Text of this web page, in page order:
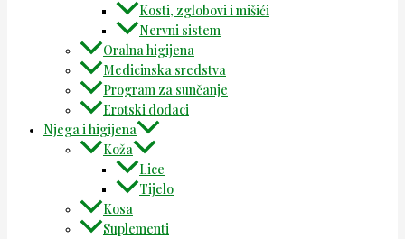
Kosti, zglobovi i mišići
Nervni sistem
Oralna higijena
Medicinska sredstva
Program za sunčanje
Erotski dodaci
Njega i higijena
Koža
Lice
Tijelo
Kosa
Suplementi